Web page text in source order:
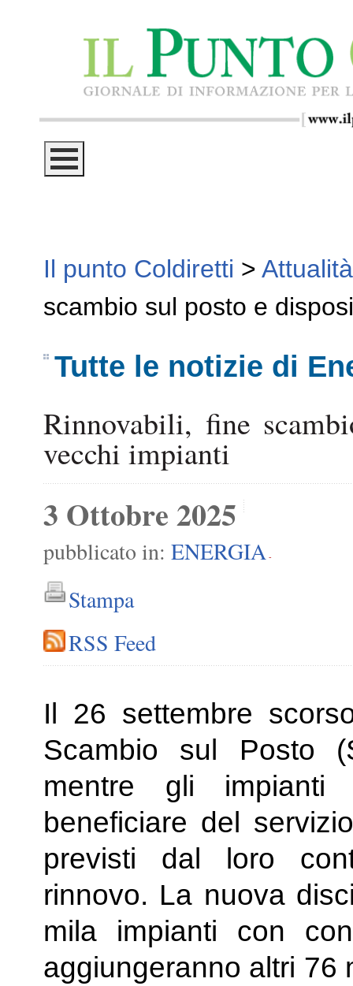
Il punto Coldiretti > Attualità
scambio sul posto e
Tutte le notizie di
Rinnovabili, fine
vecchi impianti
3 Ottobre 2025
pubblicato in: ENERGIA -
Stampa
RSS Feed
Il 26 settembre
Scambio sul Posto
mentre gli impianti
beneficiare del
previsti dal loro
rinnovo. La nuova
mila impianti con
aggiungeranno altri 76